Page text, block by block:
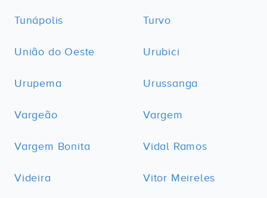
Tunápolis Turvo
União do Oeste Urubici
Urupema Urussanga
Vargeão Vargem
Vargem Bonita Vidal Ramos
Videira Vitor Meireles